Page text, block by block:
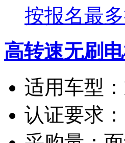
按报名最
高转速无刷
适用车型：
认证要求：